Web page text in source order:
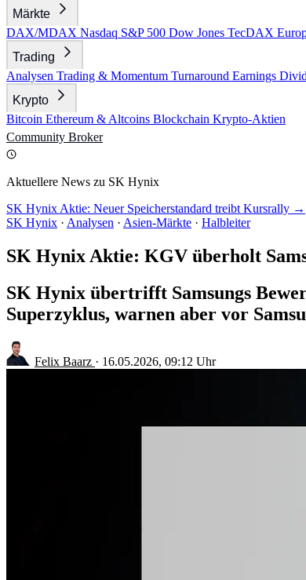
Märkte
DAX/MDAX Nasdaq S&P 500 Dow Jones TecDAX
Trading
Analysen Trading & Momentum Turnaround Earnings
Krypto
Bitcoin Ethereum & Altcoins Blockchain Krypto-Aktien
Community Broker
Aktuellere News zu SK Hynix
SK Hynix Aktie: Neuer Speicherstandard treibt Kursrally →
SK Hynix · Analysen · Asien-Märkte · Halbleiter
SK Hynix Aktie: KGV überholt
SK Hynix übertrifft Samsungs
Superzyklus, warnen aber vor
Felix Baarz · 16.05.2026, 09:12 Uhr